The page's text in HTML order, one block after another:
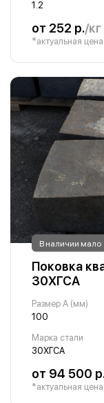
1.2
от 252 р./кг
*актуальная
В наличии мало
Поковка
30ХГСА
Размер A (мм)
100
Марка стали
30ХГСА
от 94 500
*актуальная